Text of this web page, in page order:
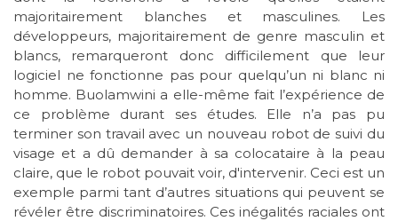
majoritairement blanches et masculines. Les
développeurs, majoritairement de genre masculin et
blancs, remarqueront donc difficilement que leur
logiciel ne fonctionne pas pour quelqu’un ni blanc ni
homme. Buolamwini a elle-même fait l’expérience de
ce problème durant ses études. Elle n’a pas pu
terminer son travail avec un nouveau robot de suivi du
visage et a dû demander à sa colocataire à la peau
claire, que le robot pouvait voir, d'intervenir. Ceci est un
exemple parmi tant d’autres situations qui peuvent se
révéler être discriminatoires. Ces inégalités raciales ont